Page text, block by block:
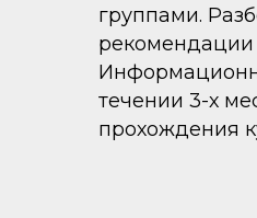
группами.
рекомендации
течении 3-х
прохождения